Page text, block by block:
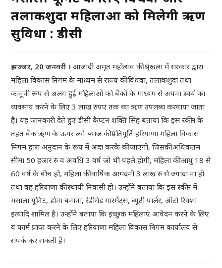
तलाकशुदा महिलाओं को मिलेगी ऋण
सुविधा : डीसी
झज्जर, 20 जनवरी ।आजादी अमृत महोत्सव की श्रृंखला में सरकार द्वारा
महिला विकास निगम के माध्यम से राज्य की विधवा, तलाकशुदा तथा
कानूनी रूप से अलग हुई महिलाओं को बैंकों के माध्यम से अपना स्वयं का
व्यवसाय करने के लिए 3 लाख रुपए तक का ऋण उपलब्ध करवाया जाता
है। यह जानकारी देते हुए डीसी कैप्टन शक्ति सिंह बताया कि इस स्कीम के
तहत बैंक ऋण के ऊपर लगे ब्याज की प्रतिपूर्ति हरियाणा महिला विकास
निगम द्वारा अनुदान के रूप में अदा करके की जाएगी, जिसकी अधिकतम
सीमा 50 हजार रु व अवधि 3 वर्ष जो भी पहले होगी, महिला की आयु 18 से
60 वर्ष के बीच हो, महिला की वार्षिक आमदनी 3 लाख रु से ज्यादा ना हो
तथा वह हरियाणा की स्थायी निवासी हो। उन्होंने बताया कि इस स्कीम में
मसाला यूनिट, डोना बनाना, रेडीमेड गारमेंट्स, ब्यूटी पार्लर, ऑटो रिक्शा
इत्यादि शामिल है। उन्होंने बताया कि इच्छुक महिलाएं आवेदन करने के लिए
व फार्म प्राप्त करने के लिए हरियाणा महिला विकास निगम कार्यालय से
संपर्क कर सकती हैं।